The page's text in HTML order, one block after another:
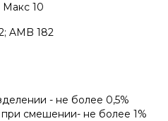
10
AMB 182
- не более 0,5%
при смешении- не более 1%